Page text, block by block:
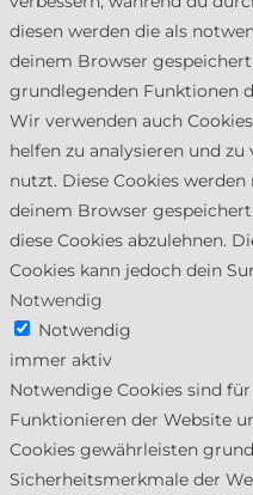
diesen werden die als
deinem Browser
grundlegenden Funktionen
Wir verwenden auch
helfen zu analysieren und
nutzt. Diese Cookies
deinem Browser
diese Cookies abzulehnen.
Cookies kann jedoch dein
Notwendig
Notwendig
immer aktiv
Notwendige Cookies sind
Funktionieren der Website
Cookies gewährleisten
Sicherheitsmerkmale der